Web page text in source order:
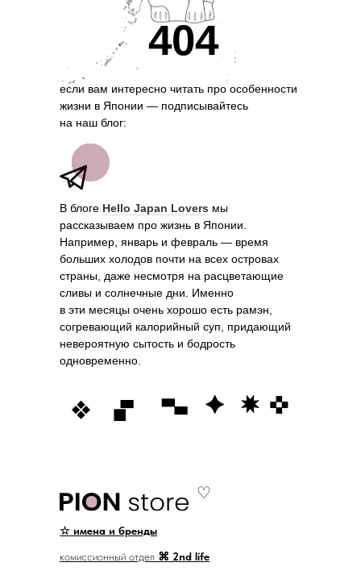
В блоге Hello Japan Lovers мы
рассказываем про жизнь в Японии.
Например, январь и февраль — время
больших холодов почти на всех островах
страны, даже несмотря на расцветающие
сливы и солнечные дни. Именно
в эти месяцы очень хорошо есть рамэн,
согревающий калорийный суп, придающий
невероятную сытость и бодрость
одновременно.
если вам интересно читать про особенности
жизни в Японии — подписывайтесь
на наш блог:
404
♡
комиссионный отдел ⌘ 2nd life
☆ имена и бренды